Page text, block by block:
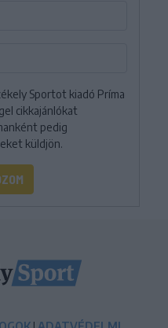
Sportot kiadó Príma
cikkajánlókat
pedig
küldjön.